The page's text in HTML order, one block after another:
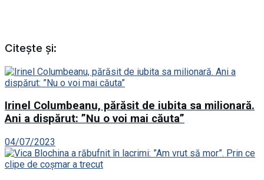
Citește și:
Irinel Columbeanu, părăsit de iubita sa milionară.
Ani a dispărut: ”Nu o voi mai căuta”
04/07/2023